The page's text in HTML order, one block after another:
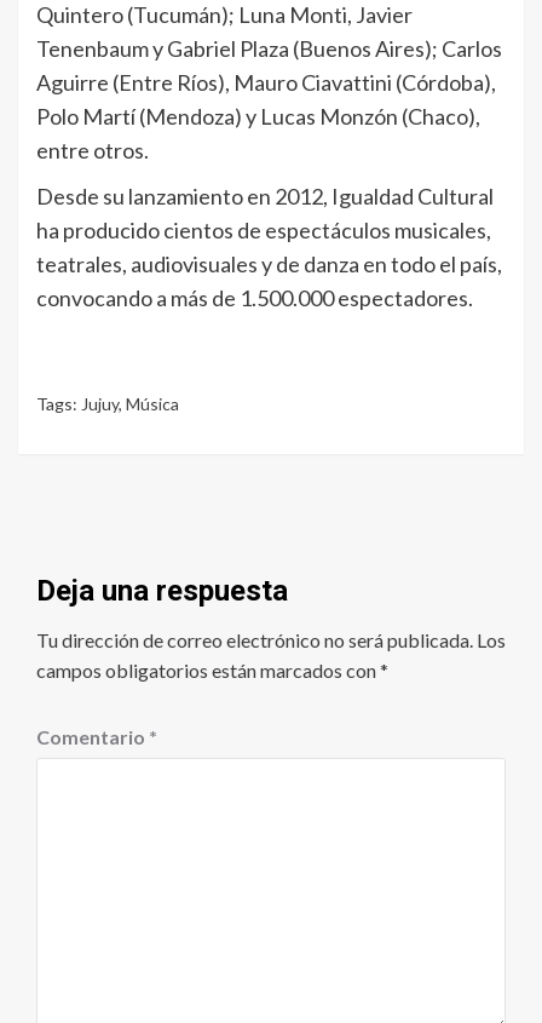
Quintero (Tucumán); Luna Monti, Javier
Tenenbaum y Gabriel Plaza (Buenos Aires); Carlos
Aguirre (Entre Ríos), Mauro Ciavattini (Córdoba),
Polo Martí (Mendoza) y Lucas Monzón (Chaco),
entre otros.
Desde su lanzamiento en 2012, Igualdad Cultural
ha producido cientos de espectáculos musicales,
teatrales, audiovisuales y de danza en todo el país,
convocando a más de 1.500.000 espectadores.
Tags: Jujuy, Música
Deja una respuesta
Tu dirección de correo electrónico no será publicada. Los
campos obligatorios están marcados con*
Comentario *